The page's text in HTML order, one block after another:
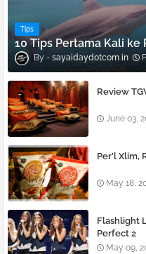
Tips
10 Tips Pertama Kali ke
sayaidaydotcom
Review
June 03,
Per’l Xlim,
May 18,
Flashlight
Perfect 2
May 09,